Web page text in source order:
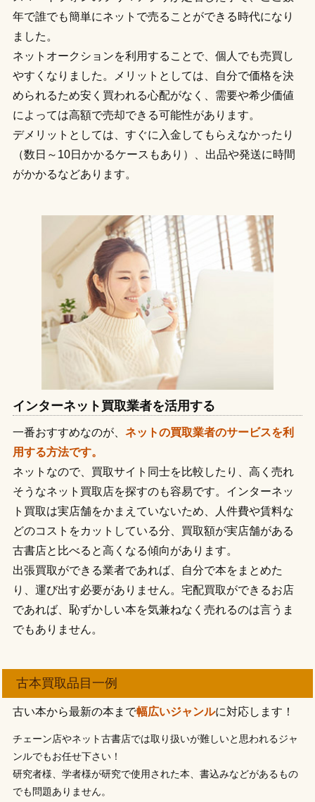
年で誰でも簡単にネットで売ることができる時代になり
ました。
ネットオークションを利用することで、個人でも売買し
やすくなりました。メリットとしては、自分で価格を決
められるため安く買われる心配がなく、需要や希少価値
によっては高額で売却できる可能性があります。
デメリットとしては、すぐに入金してもらえなかったり
（数日～10日かかるケースもあり）、出品や発送に時間
がかかるなどあります。
インターネット買取業者を活用する
一番おすすめなのが、 ネットの買取業者のサービスを利
用する方法です。
ネットなので、買取サイト同士を比較したり、高く売れ
そうなネット買取店を探すのも容易です。インターネッ
ト買取は実店舗をかまえていないため、人件費や賃料な
どのコストをカットしている分、買取額が実店舗がある
古書店と比べると高くなる傾向があります。
出張買取ができる業者であれば、自分で本をまとめた
り、運び出す必要がありません。宅配買取ができるお店
であれば、恥ずかしい本を気兼ねなく売れるのは言うま
でもありません。
古本買取品目一例
古い本から最新の本まで幅広いジャンルに対応します！
チェーン店やネット古書店では取り扱いが難しいと思われるジャ
ンルでもお任せ下さい！
研究者様、学者様が研究で使用された本、書込みなどがあるもの
でも問題ありません。